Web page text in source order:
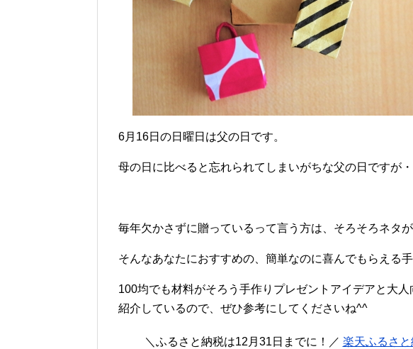
6月16日の日曜日は父の日です。
母の日に比べると忘れられてしまいがちな父の日ですが・
毎年欠かさずに贈っているって言う方は、そろそろネタ
そんなあなたにおすすめの、簡単なのに喜んでもらえる
100均でも材料がそろう手作りプレゼントアイデアと大
紹介しているので、ぜひ参考にしてくださいね^^
＼ふるさと納税は12月31日までに！／ 楽天ふるさ